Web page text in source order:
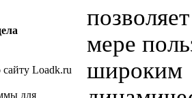
Loadk.ru
для
мере
широким